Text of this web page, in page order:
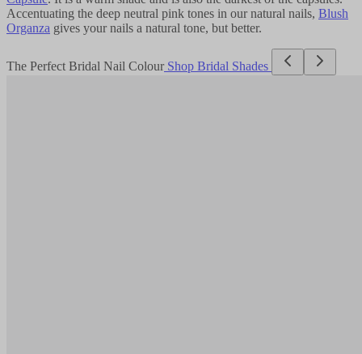
Accentuating the deep neutral pink tones in our natural nails, ​​​​‌ ‍ ​‍​‍‌‍ ‌ ​‍‌‍‍‌‌‍‌ ‌‍‍‌‌‍ ‍​‍​‍​ ‍‍​‍​‍‌ ​ ‌‍​‌‌‍ ‍‌‍‍‌‌ ‌​‌ ‍‌​‍ ‍‌‍‍‌‌‍ ​‍​‍​‍ ​​‍​‍‌‍‍​‌ ​‍‌‍‌‌‌‍‌‍​‍​‍​ ‍‍​‍​‍‌‍‍​‌ ‌​‌ ‌​‌ ​​‌ ​ ​ ‍‍​‍ ​‍ ‌‍‌ ‌‍‌‌‌‍ ​‌‍​ ‌‍​‌‌ ​‍‌‍‌‌​‍ ‍‌ ​ ‌‍​‌‌‍ ‍‌‍‍‌‌ ‌​‌ ‍‌​‍ ‍‌ ​ ‌ ‌​‌ ‌‌‌‍‌​‌‍‍‌‌‍ ​‍ ‌‍‍‌‌‍ ‍‌ ‌​‌‍‌‌‌‍ ‍‌ ‌​​‍ ‌‍‌‌‌‍‌​‌‍‍‌‌ ‌​​‍ ‌‍ ‌‌‍ ‌‍‌​‌‍‌‌​ ‌‌ ​​‌ ​‍‌‍‌‌‌ ​ ‌‍‌‌‌‍ ‍‌ ‌​‌‍​‌‌ ‌​‌‍‍‌‌‍ ‌‍ ‍​ ‍ ‌‍‍‌‌‍‌​​ ‌‌‍‌​‌‍‌‍‌‍​‍‌‍‌‌​ ‌ ​ ‍‌‌‍‌‌‌‍​‌​‍ ‌​ ​‍‌‍​‍​ ‌​​ ‌‍​‍ ‌​ ‌​​ ​‌​ ​‌‌‍​ ​‍ ‌​ ‍‌‌‍​‌​ ‌‍​ ‌​​‍ ‌​ ‌​‌‍‌‌‌‍‌​​ ‍‌​ ‍‌​ ​​‌‍‌‌‌‍​ ‌‍‌‌​ ​​​ ‌​​ ​‍​ ‍ ‌ ‌​‌ ‍‌‌ ​​‌‍‌‌​ ‌‌‍​‌‌ ​‍‌ ‌​‌‍‍‌‌‍​ ‌‍ ​‌‍‌‌​ ‍ ‌ ​​‌‍​‌‌ ‌​‌‍‍​​ ‌‌‍​‍‌‍ ‌‍‌​‌ ‍‌​‍‌‌​ ‌‌‌​​‍‌‌ ‌‍‍ ‌‍‌‌‌ ‍‌​‍‌‌​ ​ ‌​‌​​‍‌‌​ ​ ‌​‌​​‍‌‌​ ​‍​ ​‍‌‍‌​‌‍‌‍‌‍‌‌‌‍​ ‌‍‌​‌‍​‍​ ‌​‌‍​‌​ ​​​ ​‌‌‍‌​​ ‍‌​‍‌‌​ ​‍​ ​‍​‍‌‌​ ‌‌‌​‌​​‍ ‍‌‍​ ‌‍‍​‌‍‍‌‌‍ ​‌‍‌​‌ ​‍‌‍‌‌‌‍ ‍​‍‌‌​ ‌‌‌​​‍‌‌ ‌‍‍ ‌‍‌‌‌ ‍‌​‍‌‌​ ​ ‌​‌​​‍‌‌​ ​ ‌​‌​​‍‌‌​ ​‍​ ​‍​ ‌‌​ ‍​​ ​​​ ​​​ ​‍‌‍​‌​ ‌​​ ‌‌​ ‌​‌‍​‌‌‍​ ​ ‍​​‍‌‌​ ​‍​ ​‍​‍‌‌​ ‌‌‌​‌​​‍ ‍‌ ‌​‌‍‌‌‌ ‍​‌ ‌​​ ‌‍​‍‌‍​‌‌ ​ ‌‍‌‌‌‌‌‌‌ ​‍‌‍ ​​ ‌‌‍‍​‌ ‌​‌ ‌​‌ ​​‌ ​ ​‍‌‌​ ​ ‌​​‌​‍‌‌​ ​‍‌​‌‍​‍‌‌​ ​‍‌​‌‍‌‍‌ ‌‍‌‌‌‍ ​‌‍​ ‌‍​‌‌ ​‍‌‍‌‌​‍ ‍‌ ​ ‌‍​‌‌‍ ‍‌‍‍‌‌ ‌​‌ ‍‌​‍ ‍‌ ​ ‌ ‌​‌ ‌‌‌‍‌​‌‍‍‌‌‍ ​‍‌‍‌‍‍‌‌‍‌​​ ‌‌‍‌​‌‍‌‍‌‍​‍‌‍‌‌​ ‌ ​ ‍‌‌‍‌‌‌‍​‌​‍ ‌​ ​‍‌‍​‍​ ‌​​ ‌‍​‍ ‌​ ‌​​ ​‌​ ​‌‌‍​ ​‍ ‌​ ‍‌‌‍​‌​ ‌‍​ ‌​​‍ ‌​ ‌​‌‍‌‌‌‍‌​​ ‍‌​ ‍‌​ ​​‌‍‌‌‌‍​ ‌‍‌‌​ ​​​ ‌​​ ​‍​‍‌‍‌ ‌​‌ ‍‌‌ ​​‌‍‌‌​ ‌‌‍​‌‌ ​‍‌ ‌​‌‍‍‌‌‍​ ‌‍ ​‌‍‌‌​‍‌‍‌ ​​‌‍​‌‌ ‌​‌‍‍​​ ‌‌‍​‍‌‍ ‌‍‌​‌ ‍‌​‍‌‌​ ‌‌‌​​‍‌‌ ‌‍‍ ‌‍‌‌‌ ‍‌​‍‌‌​ ​ ‌​‌​​‍‌‌​ ​ ‌​‌​​‍‌‌​ ​‍​ ​‍‌‍‌​‌‍‌‍‌‍‌‌‌‍​ ‌‍‌​‌‍​‍​ ‌​‌‍​‌​ ​​​ ​‌‌‍‌​​ ‍‌​‍‌‌​ ​‍​ ​‍​‍‌‌​ ‌‌‌​‌​​‍ ‍‌‍​ ‌‍‍​‌‍‍‌‌‍ ​‌‍‌​‌ ​‍‌‍‌‌‌‍ ‍​‍‌‌​ ‌‌‌​​‍‌‌ ‌‍‍ ‌‍‌‌‌ ‍‌​‍‌‌​ ​ ‌​‌​​‍‌‌​ ​ ‌​‌​​‍‌‌​ ​‍​ ​‍​ ‌‌​ ‍​​ ​​​ ​​​ ​‍‌‍​‌​ ‌​​ ‌‌​ ‌​‌‍​‌‌‍​ ​ ‍​​‍‌‌​ ​‍​ ​‍​‍‌‌​ ‌‌‌​‌​​‍ ‍‌ ‌​‌‍‌‌‌ ‍​‌ ‌​​‍‌‍‌ ​​‌‍‌‌‌ ​‍‌ ​ ‌ ​​‌‍‌‌‌‍​ ‌ ‌​‌‍‍‌‌ ‌‍‌‍‌‌​ ‌‌ ​​‌ ‌‌‌‍​‍‌‍ ​‌‍‍‌‌ ​ ‌‍‍​‌‍‌‌‌‍‌​​‍​‍‌ ‌ Blush
Organza​​​​‌ ‍ ​‍​‍‌‍ ‌ ​‍‌‍‍‌‌‍‌ ‌‍‍‌‌‍ ‍​‍​‍​ ‍‍​‍​‍‌ ​ ‌‍​‌‌‍ ‍‌‍‍‌‌ ‌​‌ ‍‌​‍ ‍‌‍‍‌‌‍ ​‍​‍​‍ ​​‍​‍‌‍‍​‌ ​‍‌‍‌‌‌‍‌‍​‍​‍​ ‍‍​‍​‍‌‍‍​‌ ‌​‌ ‌​‌ ​​‌ ​ ​ ‍‍​‍ ​‍ ‌‍‌ ‌‍‌‌‌‍ ​‌‍​ ‌‍​‌‌ ​‍‌‍‌‌​‍ ‍‌ ​ ‌‍​‌‌‍ ‍‌‍‍‌‌ ‌​‌ ‍‌​‍ ‍‌ ​ ‌ ‌​‌ ‌‌‌‍‌​‌‍‍‌‌‍ ​‍ ‌‍‍‌‌‍ ‍‌ ‌​‌‍‌‌‌‍ ‍‌ ‌​​‍ ‌‍‌‌‌‍‌​‌‍‍‌‌ ‌​​‍ ‌‍ ‌‌‍ ‌‍‌​‌‍‌‌​ ‌‌ ​​‌ ​‍‌‍‌‌‌ ​ ‌‍‌‌‌‍ ‍‌ ‌​‌‍​‌‌ ‌​‌‍‍‌‌‍ ‌‍ ‍​ ‍ ‌‍‍‌‌‍‌​​ ‌‌‍‌​‌‍‌‍‌‍​‍‌‍‌‌​ ‌ ​ ‍‌‌‍‌‌‌‍​‌​‍ ‌​ ​‍‌‍​‍​ ‌​​ ‌‍​‍ ‌​ ‌​​ ​‌​ ​‌‌‍​ ​‍ ‌​ ‍‌‌‍​‌​ ‌‍​ ‌​​‍ ‌​ ‌​‌‍‌‌‌‍‌​​ ‍‌​ ‍‌​ ​​‌‍‌‌‌‍​ ‌‍‌‌​ ​​​ ‌​​ ​‍​ ‍ ‌ ‌​‌ ‍‌‌ ​​‌‍‌‌​ ‌‌‍​‌‌ ​‍‌ ‌​‌‍‍‌‌‍​ ‌‍ ​‌‍‌‌​ ‍ ‌ ​​‌‍​‌‌ ‌​‌‍‍​​ ‌‌‍​‍‌‍ ‌‍‌​‌ ‍‌​‍‌‌​ ‌‌‌​​‍‌‌ ‌‍‍ ‌‍‌‌‌ ‍‌​‍‌‌​ ​ ‌​‌​​‍‌‌​ ​ ‌​‌​​‍‌‌​ ​‍​ ​‍‌‍‌​‌‍‌‍‌‍‌‌‌‍​ ‌‍‌​‌‍​‍​ ‌​‌‍​‌​ ​​​ ​‌‌‍‌​​ ‍‌​‍‌‌​ ​‍​ ​‍​‍‌‌​ ‌‌‌​‌​​‍ ‍‌‍​ ‌‍‍​‌‍‍‌‌‍ ​‌‍‌​‌ ​‍‌‍‌‌‌‍ ‍​‍‌‌​ ‌‌‌​​‍‌‌ ‌‍‍ ‌‍‌‌‌ ‍‌​‍‌‌​ ​ ‌​‌​​‍‌‌​ ​ ‌​‌​​‍‌‌​ ​‍​ ​‍​ ​​​ ​​‌‍‌‌​ ‍​​ ‍‌‌‍‌‍‌‍‌​‌‍‌‍​ ‍‌​ ‌‌​ ‌‍‌‍‌‌​‍‌‌​ ​‍​ ​‍​‍‌‌​ ‌‌‌​‌​​‍ ‍‌ ‌​‌‍‌‌‌ ‍​‌ ‌​​ ‌‍​‍‌‍​‌‌ ​ ‌‍‌‌‌‌‌‌‌ ​‍‌‍ ​​ ‌‌‍‍​‌ ‌​‌ ‌​‌ ​​‌ ​ ​‍‌‌​ ​ ‌​​‌​‍‌‌​ ​‍‌​‌‍​‍‌‌​ ​‍‌​‌‍‌‍‌ ‌‍‌‌‌‍ ​‌‍​ ‌‍​‌‌ ​‍‌‍‌‌​‍ ‍‌ ​ ‌‍​‌‌‍ ‍‌‍‍‌‌ ‌​‌ ‍‌​‍ ‍‌ ​ ‌ ‌​‌ ‌‌‌‍‌​‌‍‍‌‌‍ ​‍‌‍‌‍‍‌‌‍‌​​ ‌‌‍‌​‌‍‌‍‌‍​‍‌‍‌‌​ ‌ ​ ‍‌‌‍‌‌‌‍​‌​‍ ‌​ ​‍‌‍​‍​ ‌​​ ‌‍​‍ ‌​ ‌​​ ​‌​ ​‌‌‍​ ​‍ ‌​ ‍‌‌‍​‌​ ‌‍​ ‌​​‍ ‌​ ‌​‌‍‌‌‌‍‌​​ ‍‌​ ‍‌​ ​​‌‍‌‌‌‍​ ‌‍‌‌​ ​​​ ‌​​ ​‍​‍‌‍‌ ‌​‌ ‍‌‌ ​​‌‍‌‌​ ‌‌‍​‌‌ ​‍‌ ‌​‌‍‍‌‌‍​ ‌‍ ​‌‍‌‌​‍‌‍‌ ​​‌‍​‌‌ ‌​‌‍‍​​ ‌‌‍​‍‌‍ ‌‍‌​‌ ‍‌​‍‌‌​ ‌‌‌​​‍‌‌ ‌‍‍ ‌‍‌‌‌ ‍‌​‍‌‌​ ​ ‌​‌​​‍‌‌​ ​ ‌​‌​​‍‌‌​ ​‍​ ​‍‌‍‌​‌‍‌‍‌‍‌‌‌‍​ ‌‍‌​‌‍​‍​ ‌​‌‍​‌​ ​​​ ​‌‌‍‌​​ ‍‌​‍‌‌​ ​‍​ ​‍​‍‌‌​ ‌‌‌​‌​​‍ ‍‌‍​ ‌‍‍​‌‍‍‌‌‍ ​‌‍‌​‌ ​‍‌‍‌‌‌‍ ‍​‍‌‌​ ‌‌‌​​‍‌‌ ‌‍‍ ‌‍‌‌‌ ‍‌​‍‌‌​ ​ ‌​‌​​‍‌‌​ ​ ‌​‌​​‍‌‌​ ​‍​ ​‍​ ​​​ ​​‌‍‌‌​ ‍​​ ‍‌‌‍‌‍‌‍‌​‌‍‌‍​ ‍‌​ ‌‌​ ‌‍‌‍‌‌​‍‌‌​ ​‍​ ​‍​‍‌‌​ ‌‌‌​‌​​‍ ‍‌ ‌​‌‍‌‌‌ ‍​‌ ‌​​‍‌‍‌ ​​‌‍‌‌‌ ​‍‌ ​ ‌ ​​‌‍‌‌‌‍​ ‌ ‌​‌‍‍‌‌ ‌‍‌‍‌‌​ ‌‌ ​​‌ ‌‌‌‍​‍‌‍ ​‌‍‍‌‌ ​ ‌‍‍​‌‍‌‌‌‍‌​​‍​‍‌ ‌ gives your nails a natural tone, but better.​​​​‌ ‍ ​‍​‍‌‍ ‌ ​‍‌‍‍‌‌‍‌ ‌‍‍‌‌‍ ‍​‍​‍​ ‍‍​‍​‍‌ ​ ‌‍​‌‌‍ ‍‌‍‍‌‌ ‌​‌ ‍‌​‍ ‍‌‍‍‌‌‍ ​‍​‍​‍ ​​‍​‍‌‍‍​‌ ​‍‌‍‌‌‌‍‌‍​‍​‍​ ‍‍​‍​‍‌‍‍​‌ ‌​‌ ‌​‌ ​​‌ ​ ​ ‍‍​‍ ​‍ ‌‍‌ ‌‍‌‌‌‍ ​‌‍​ ‌‍​‌‌ ​‍‌‍‌‌​‍ ‍‌ ​ ‌‍​‌‌‍ ‍‌‍‍‌‌ ‌​‌ ‍‌​‍ ‍‌ ​ ‌ ‌​‌ ‌‌‌‍‌​‌‍‍‌‌‍ ​‍ ‌‍‍‌‌‍ ‍‌ ‌​‌‍‌‌‌‍ ‍‌ ‌​​‍ ‌‍‌‌‌‍‌​‌‍‍‌‌ ‌​​‍ ‌‍ ‌‌‍ ‌‍‌​‌‍‌‌​ ‌‌ ​​‌ ​‍‌‍‌‌‌ ​ ‌‍‌‌‌‍ ‍‌ ‌​‌‍​‌‌ ‌​‌‍‍‌‌‍ ‌‍ ‍​ ‍ ‌‍‍‌‌‍‌​​ ‌‌‍‌​‌‍‌‍‌‍​‍‌‍‌‌​ ‌ ​ ‍‌‌‍‌‌‌‍​‌​‍ ‌​ ​‍‌‍​‍​ ‌​​ ‌‍​‍ ‌​ ‌​​ ​‌​ ​‌‌‍​ ​‍ ‌​ ‍‌‌‍​‌​ ‌‍​ ‌​​‍ ‌​ ‌​‌‍‌‌‌‍‌​​ ‍‌​ ‍‌​ ​​‌‍‌‌‌‍​ ‌‍‌‌​ ​​​ ‌​​ ​‍​ ‍ ‌ ‌​‌ ‍‌‌ ​​‌‍‌‌​ ‌‌‍​‌‌ ​‍‌ ‌​‌‍‍‌‌‍​ ‌‍ ​‌‍‌‌​ ‍ ‌ ​​‌‍​‌‌ ‌​‌‍‍​​ ‌‌‍​‍‌‍ ‌‍‌​‌ ‍‌​‍‌‌​ ‌‌‌​​‍‌‌ ‌‍‍ ‌‍‌‌‌ ‍‌​‍‌‌​ ​ ‌​‌​​‍‌‌​ ​ ‌​‌​​‍‌‌​ ​‍​ ​‍‌‍‌​‌‍‌‍‌‍‌‌‌‍​ ‌‍‌​‌‍​‍​ ‌​‌‍​‌​ ​​​ ​‌‌‍‌​​ ‍‌​‍‌‌​ ​‍​ ​‍​‍‌‌​ ‌‌‌​‌​​‍ ‍‌‍​ ‌‍‍​‌‍‍‌‌‍ ​‌‍‌​‌ ​‍‌‍‌‌‌‍ ‍​‍‌‌​ ‌‌‌​​‍‌‌ ‌‍‍ ‌‍‌‌‌ ‍‌​‍‌‌​ ​ ‌​‌​​‍‌‌​ ​ ‌​‌​​‍‌‌​ ​‍​ ​‍​ ‌​​ ‌ ‌‍‌‍​ ‌‌​ ‌‌​ ​‌​ ​​​ ‌ ‌‍‌‍​ ​ ‌‍‌‌​ ‌‌​‍‌‌​ ​‍​ ​‍​‍‌‌​ ‌‌‌​‌​​‍ ‍‌ ‌​‌‍‌‌‌ ‍​‌ ‌​​ ‌‍​‍‌‍​‌‌ ​ ‌‍‌‌‌‌‌‌‌ ​‍‌‍ ​​ ‌‌‍‍​‌ ‌​‌ ‌​‌ ​​‌ ​ ​‍‌‌​ ​ ‌​​‌​‍‌‌​ ​‍‌​‌‍​‍‌‌​ ​‍‌​‌‍‌‍‌ ‌‍‌‌‌‍ ​‌‍​ ‌‍​‌‌ ​‍‌‍‌‌​‍ ‍‌ ​ ‌‍​‌‌‍ ‍‌‍‍‌‌ ‌​‌ ‍‌​‍ ‍‌ ​ ‌ ‌​‌ ‌‌‌‍‌​‌‍‍‌‌‍ ​‍‌‍‌‍‍‌‌‍‌​​ ‌‌‍‌​‌‍‌‍‌‍​‍‌‍‌‌​ ‌ ​ ‍‌‌‍‌‌‌‍​‌​‍ ‌​ ​‍‌‍​‍​ ‌​​ ‌‍​‍ ‌​ ‌​​ ​‌​ ​‌‌‍​ ​‍ ‌​ ‍‌‌‍​‌​ ‌‍​ ‌​​‍ ‌​ ‌​‌‍‌‌‌‍‌​​ ‍‌​ ‍‌​ ​​‌‍‌‌‌‍​ ‌‍‌‌​ ​​​ ‌​​ ​‍​‍‌‍‌ ‌​‌ ‍‌‌ ​​‌‍‌‌​ ‌‌‍​‌‌ ​‍‌ ‌​‌‍‍‌‌‍​ ‌‍ ​‌‍‌‌​‍‌‍‌ ​​‌‍​‌‌ ‌​‌‍‍​​ ‌‌‍​‍‌‍ ‌‍‌​‌ ‍‌​‍‌‌​ ‌‌‌​​‍‌‌ ‌‍‍ ‌‍‌‌‌ ‍‌​‍‌‌​ ​ ‌​‌​​‍‌‌​ ​ ‌​‌​​‍‌‌​ ​‍​ ​‍‌‍‌​‌‍‌‍‌‍‌‌‌‍​ ‌‍‌​‌‍​‍​ ‌​‌‍​‌​ ​​​ ​‌‌‍‌​​ ‍‌​‍‌‌​ ​‍​ ​‍​‍‌‌​ ‌‌‌​‌​​‍ ‍‌‍​ ‌‍‍​‌‍‍‌‌‍ ​‌‍‌​‌ ​‍‌‍‌‌‌‍ ‍​‍‌‌​ ‌‌‌​​‍‌‌ ‌‍‍ ‌‍‌‌‌ ‍‌​‍‌‌​ ​ ‌​‌​​‍‌‌​ ​ ‌​‌​​‍‌‌​ ​‍​ ​‍​ ‌​​ ‌ ‌‍‌‍​ ‌‌​ ‌‌​ ​‌​ ​​​ ‌ ‌‍‌‍​ ​ ‌‍‌‌​ ‌‌​‍‌‌​ ​‍​ ​‍​‍‌‌​ ‌‌‌​‌​​‍ ‍‌ ‌​‌‍‌‌‌ ‍​‌ ‌​​‍‌‍‌ ​​‌‍‌‌‌ ​‍‌ ​ ‌ ​​‌‍‌‌‌‍​ ‌ ‌​‌‍‍‌‌ ‌‍‌‍‌‌​ ‌‌ ​​‌ ‌‌‌‍​‍‌‍ ​‌‍‍‌‌ ​ ‌‍‍​‌‍‌‌‌‍‌​​‍​‍‌ ‌
The Perfect Bridal Nail Colour​​​​‌ ‍ ​‍​‍‌‍ ‌ ​‍‌‍‍‌‌‍‌ ‌‍‍‌‌‍ ‍​‍​‍​ ‍‍​‍​‍‌ ​ ‌‍​‌‌‍ ‍‌‍‍‌‌ ‌​‌ ‍‌​‍ ‍‌‍‍‌‌‍ ​‍​‍​‍ ​​‍​‍‌‍‍​‌ ​‍‌‍‌‌‌‍‌‍​‍​‍​ ‍‍​‍​‍‌‍‍​‌ ‌​‌ ‌​‌ ​​‌ ​ ​ ‍‍​‍ ​‍ ‌‍‌ ‌‍‌‌‌‍ ​‌‍​ ‌‍​‌‌ ​‍‌‍‌‌​‍ ‍‌ ​ ‌‍​‌‌‍ ‍‌‍‍‌‌ ‌​‌ ‍‌​‍ ‍‌ ​ ‌ ‌​‌ ‌‌‌‍‌​‌‍‍‌‌‍ ​‍ ‌‍‍‌‌‍ ‍‌ ‌​‌‍‌‌‌‍ ‍‌ ‌​​‍ ‌‍‌‌‌‍‌​‌‍‍‌‌ ‌​​‍ ‌‍ ‌‌‍ ‌‍‌​‌‍‌‌​ ‌‌ ​​‌ ​‍‌‍‌‌‌ ​ ‌‍‌‌‌‍ ‍‌ ‌​‌‍​‌‌ ‌​‌‍‍‌‌‍ ‌‍ ‍​ ‍ ‌‍‍‌‌‍‌​​ ‌‌‍‌​‌‍‌‍‌‍​‍‌‍‌‌​ ‌ ​ ‍‌‌‍‌‌‌‍​‌​‍ ‌​ ​‍‌‍​‍​ ‌​​ ‌‍​‍ ‌​ ‌​​ ​‌​ ​‌‌‍​ ​‍ ‌​ ‍‌‌‍​‌​ ‌‍​ ‌​​‍ ‌​ ‌​‌‍‌‌‌‍‌​​ ‍‌​ ‍‌​ ​​‌‍‌‌‌‍​ ‌‍‌‌​ ​​​ ‌​​ ​‍​ ‍ ‌ ‌​‌ ‍‌‌ ​​‌‍‌‌​ ‌‌‍​‌‌ ​‍‌ ‌​‌‍‍‌‌‍​ ‌‍ ​‌‍‌‌​ ‍ ‌ ​​‌‍​‌‌ ‌​‌‍‍​​ ‌‌‍​‍‌‍ ‌‍‌​‌ ‍‌​‍‌‌​ ‌‌‌​​‍‌‌ ‌‍‍ ‌‍‌‌‌ ‍‌​‍‌‌​ ​ ‌​‌​​‍‌‌​ ​ ‌​‌​​‍‌‌​ ​‍​ ​‍​ ‌​​ ‌​​ ‍‌‌‍​‌​ ‍​​ ‌ ​ ‌‍‌‍​ ‌‍​ ‌‍‌‌​ ‌​​ ‌‌​‍‌‌​ ​‍​ ​‍​‍‌‌​ ‌‌‌​‌​​‍ ‍‌‍​ ‌‍​‌‌ ​​‌ ‌​‌‍‍‌‌‍ ‌‍ ‍​ ‌‍​‍‌‍​‌‌ ​ ‌‍‌‌‌‌‌‌‌ ​‍‌‍ ​​ ‌‌‍‍​‌ ‌​‌ ‌​‌ ​​‌ ​ ​‍‌‌​ ​ ‌​​‌​‍‌‌​ ​‍‌​‌‍​‍‌‌​ ​‍‌​‌‍‌‍‌ ‌‍‌‌‌‍ ​‌‍​ ‌‍​‌‌ ​‍‌‍‌‌​‍ ‍‌ ​ ‌‍​‌‌‍ ‍‌‍‍‌‌ ‌​‌ ‍‌​‍ ‍‌ ​ ‌ ‌​‌ ‌‌‌‍‌​‌‍‍‌‌‍ ​‍‌‍‌‍‍‌‌‍‌​​ ‌‌‍‌​‌‍‌‍‌‍​‍‌‍‌‌​ ‌ ​ ‍‌‌‍‌‌‌‍​‌​‍ ‌​ ​‍‌‍​‍​ ‌​​ ‌‍​‍ ‌​ ‌​​ ​‌​ ​‌‌‍​ ​‍ ‌​ ‍‌‌‍​‌​ ‌‍​ ‌​​‍ ‌​ ‌​‌‍‌‌‌‍‌​​ ‍‌​ ‍‌​ ​​‌‍‌‌‌‍​ ‌‍‌‌​ ​​​ ‌​​ ​‍​‍‌‍‌ ‌​‌ ‍‌‌ ​​‌‍‌‌​ ‌‌‍​‌‌ ​‍‌ ‌​‌‍‍‌‌‍​ ‌‍ ​‌‍‌‌​‍‌‍‌ ​​‌‍​‌‌ ‌​‌‍‍​​ ‌‌‍​‍‌‍ ‌‍‌​‌ ‍‌​‍‌‌​ ‌‌‌​​‍‌‌ ‌‍‍ ‌‍‌‌‌ ‍‌​‍‌‌​ ​ ‌​‌​​‍‌‌​ ​ ‌​‌​​‍‌‌​ ​‍​ ​‍​ ‌​​ ‌​​ ‍‌‌‍​‌​ ‍​​ ‌ ​ ‌‍‌‍​ ‌‍​ ‌‍‌‌​ ‌​​ ‌‌​‍‌‌​ ​‍​ ​‍​‍‌‌​ ‌‌‌​‌​​‍ ‍‌‍​ ‌‍​‌‌ ​​‌ ‌​‌‍‍‌‌‍ ‌‍ ‍​‍‌‍‌ ​​‌‍‌‌‌ ​‍‌ ​ ‌ ​​‌‍‌‌‌‍​ ‌ ‌​‌‍‍‌‌ ‌‍‌‍‌‌​ ‌‌ ​​‌ ‌‌‌‍​‍‌‍ ​‌‍‍‌‌ ​ ‌‍‍​‌‍‌‌‌‍‌​​‍​‍‌ ‌ Shop Bridal Shades